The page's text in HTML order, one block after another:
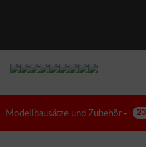
Modellbausätze und Zubehör